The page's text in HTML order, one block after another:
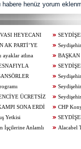
habere henüz yorum
HEYECANI
AK PARTİ’YE
Lisesi
ayaklar atlına
BAŞKAN
ZİYARET
Yeni Bir
ÜCRETSİZ
Üretim...
SONA ERDİ
CHP
Yetkisi
İşçilerine Anlamlı
Alacabel